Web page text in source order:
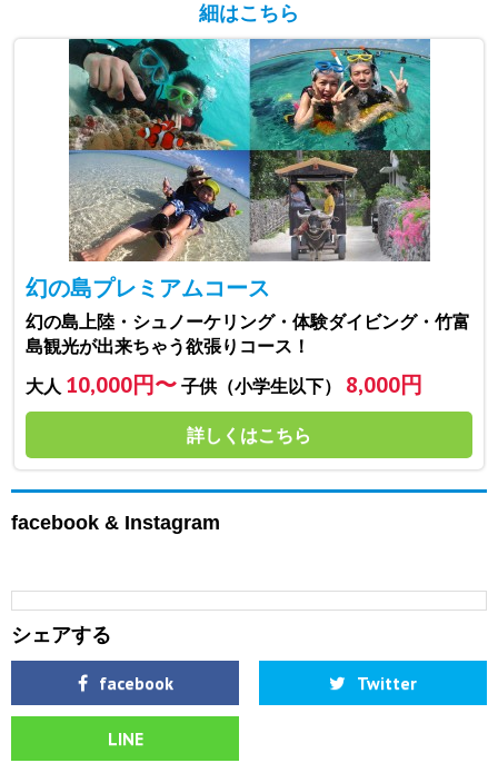
細はこちら
幻の島プレミアムコース
幻の島上陸・シュノーケリング・体験ダイビング・竹富
島観光が出来ちゃう欲張りコース！
大人 10,000円〜 子供（小学生以下） 8,000円
詳しくはこちら
facebook & Instagram
シェアする
facebook Twitter
LINE